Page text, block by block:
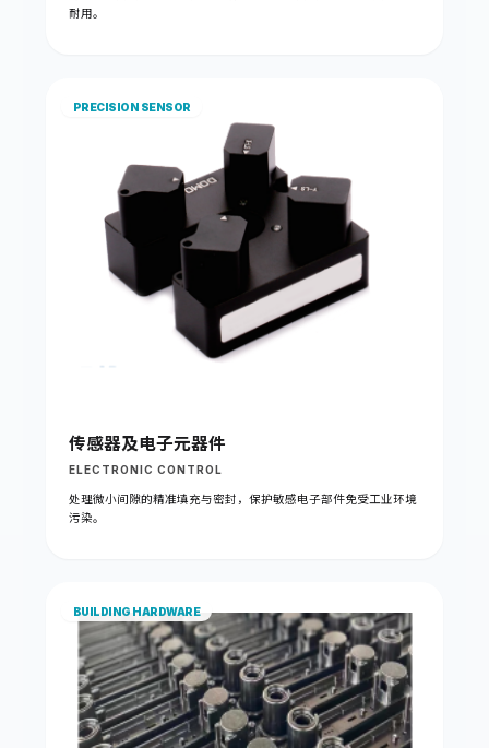
耐用。
PRECISION SENSOR
传感器及电子元器件
ELECTRONIC CONTROL
处理微小间隙的精准填充与密封，保护敏感电子部件免受工业环境
污染。
BUILDING HARDWARE